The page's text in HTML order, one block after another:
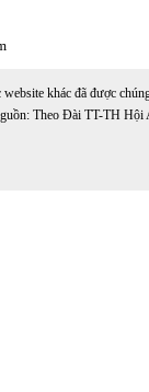
khác đã được
Theo Đài TT-TH Hội